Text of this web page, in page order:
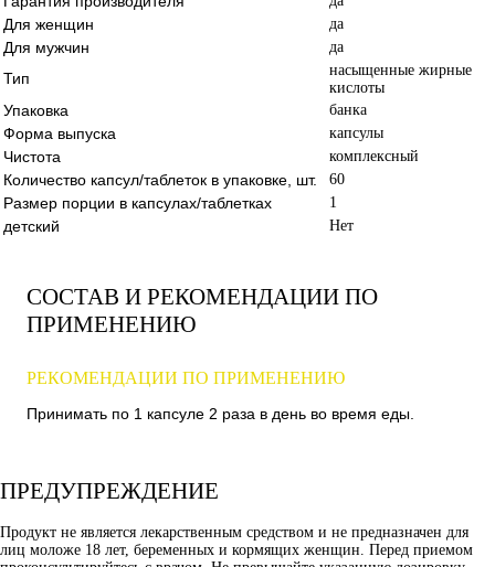
Для женщин да
Для мужчин да
Тип
насыщенные жирные
кислоты
Упаковка банка
Форма выпуска капсулы
Чистота комплексный
Количество капсул/таблеток в упаковке, шт. 60
Размер порции в капсулах/таблетках 1
детский Нет
СОСТАВ И РЕКОМЕНДАЦИИ ПО
ПРИМЕНЕНИЮ
РЕКОМЕНДАЦИИ ПО ПРИМЕНЕНИЮ
Принимать по 1 капсуле 2 раза в день во время еды.
ПРЕДУПРЕЖДЕНИЕ
Продукт не является лекарственным средством и не предназначен для
лиц моложе 18 лет, беременных и кормящих женщин. Перед приемом